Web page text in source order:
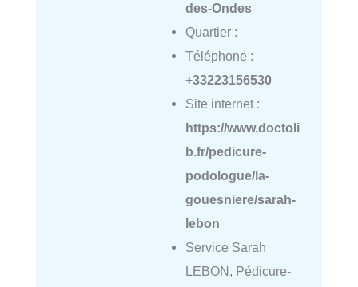
des-Ondes
Quartier :
Téléphone :
+33223156530
Site internet :
https://www.doctoli
b.fr/pedicure-
podologue/la-
gouesniere/sarah-
lebon
Service Sarah
LEBON, Pédicure-